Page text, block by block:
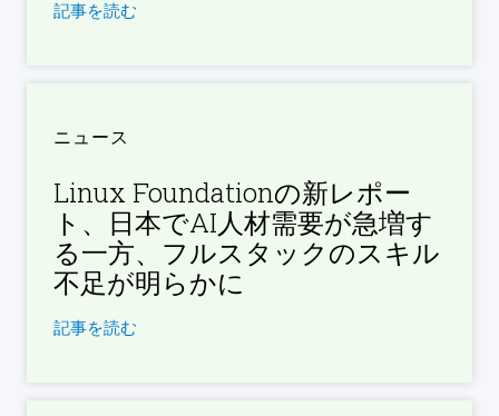
記事を読む
ニュース
Linux Foundationの新レポー
ト、日本でAI人材需要が急増す
る一方、フルスタックのスキル
不足が明らかに
記事を読む